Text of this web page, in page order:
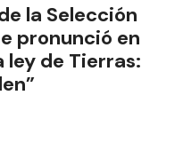
la Selección
pronunció en
ley de Tierras: